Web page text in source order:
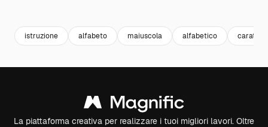
istruzione alfabeto maiuscola alfabetico
La piattaforma creativa per realizzare i tuoi migliori lavori. Oltre